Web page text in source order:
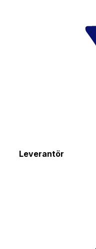
Leverantör